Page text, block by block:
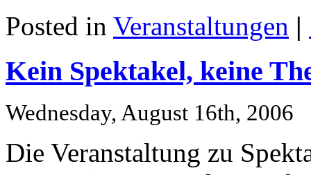
Posted in Veranstaltungen |
Kein Spektakel, keine
Wednesday, August 16th, 2006
Die Veranstaltung zu